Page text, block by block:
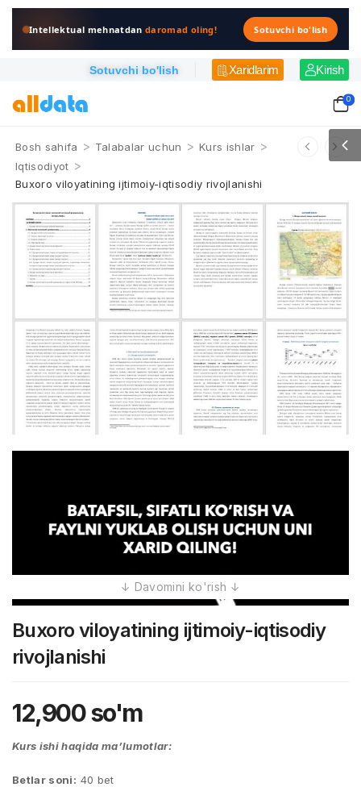
Intellektual mehnatdandaromad oling! Sotuvchi bo'lish
Sotuvchi bo'lish Xaridlarim Kirish
0
Bosh sahifa > Talabalar uchun > Kurs ishlar >
Iqtisodiyot >
Buxoro viloyatining ijtimoiy-iqtisodiy rivojlanishi
Buxoro viloyatining ijtimoiy-iqtisodiy
rivojlanishi
12,900so'm
Kurs ishi haqida ma’lumotlar:
Betlar soni: 40 bet